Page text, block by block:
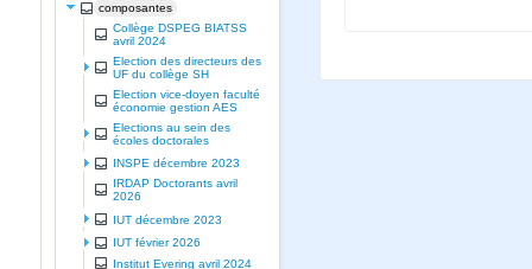
composantes
Collège DSPEG BIATSS
avril 2024
Election des directeurs des
UF du collège SH
Election vice-doyen faculté
économie gestion AES
Elections au sein des
écoles doctorales
INSPE décembre 2023
IRDAP Doctorants avril
2026
IUT décembre 2023
IUT février 2026
Institut Evering avril 2024